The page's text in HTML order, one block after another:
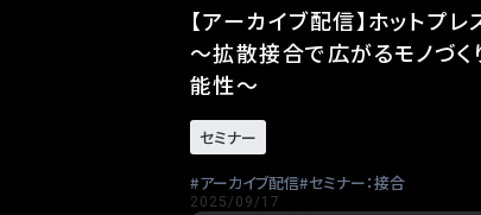
【アーカイブ配信】ホットプレ
～拡散接合で広がるモノづく
能性～
セミナー
アーカイブ配信 セミナー：接合
2025/09/17